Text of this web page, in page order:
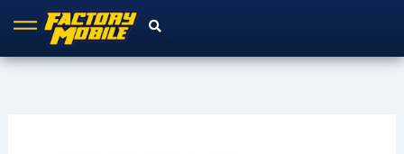
content